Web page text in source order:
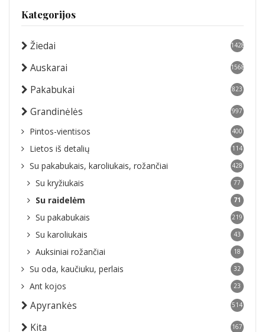
Kategorijos
Žiedai 1428
Auskarai 1568
Pakabukai 823
Grandinėlės 997
Pintos-vientisos 400
Lietos iš detalių 114
Su pakabukais, karoliukais, rožančiai 428
Su kryžiukais 77
Su raidelėm 71
Su pakabukais 219
Su karoliukais 43
Auksiniai rožančiai 18
Su oda, kaučiuku, perlais 32
Ant kojos 23
Apyrankės 514
Kita 167